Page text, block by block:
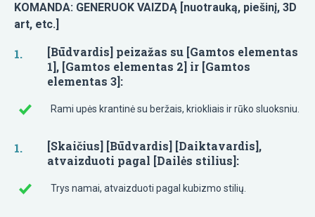
KOMANDA: GENERUOK VAIZDĄ [nuotrauką, piešinį, 3D
art, etc.]
[Būdvardis] peizažas su [Gamtos elementas
1], [Gamtos elementas 2] ir [Gamtos
elementas 3]:
Rami upės krantinė su beržais, kriokliais ir rūko sluoksniu.
[Skaičius] [Būdvardis] [Daiktavardis],
atvaizduoti pagal [Dailės stilius]:
Trys namai, atvaizduoti pagal kubizmo stilių.